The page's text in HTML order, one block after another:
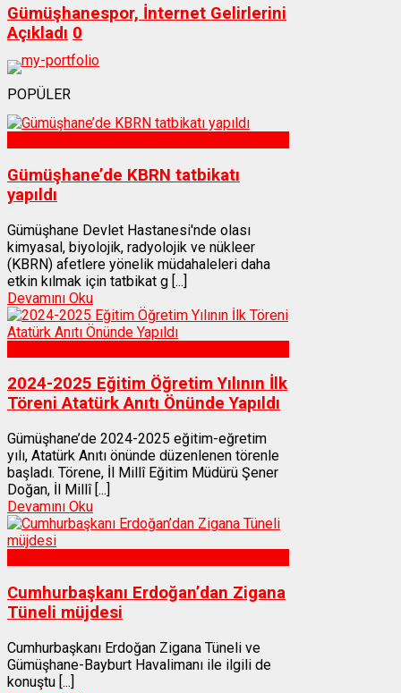
Gümüşhanespor, İnternet Gelirlerini
Açıkladı 0
POPÜLER
Gümüşhane’de KBRN tatbikatı
yapıldı
Gümüşhane Devlet Hastanesi'nde olası
kimyasal, biyolojik, radyolojik ve nükleer
(KBRN) afetlere yönelik müdahaleleri daha
etkin kılmak için tatbikat g [...]
Devamını Oku
2024-2025 Eğitim Öğretim Yılının İlk
Töreni Atatürk Anıtı Önünde Yapıldı
Gümüşhane’de 2024-2025 eğitim-eğretim
yılı, Atatürk Anıtı önünde düzenlenen törenle
başladı. Törene, İl Millî Eğitim Müdürü Şener
Doğan, İl Millî [...]
Devamını Oku
Cumhurbaşkanı Erdoğan’dan Zigana
Tüneli müjdesi
Cumhurbaşkanı Erdoğan Zigana Tüneli ve
Gümüşhane-Bayburt Havalimanı ile ilgili de
konuştu [...]